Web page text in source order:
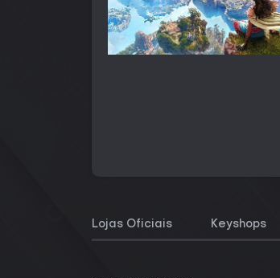
Lojas Oficiais Keyshops